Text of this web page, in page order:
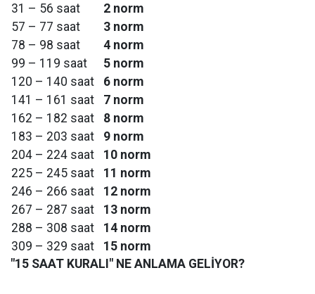
31 – 56 saat
2 norm
57 – 77 saat
3 norm
78 – 98 saat
4 norm
99 – 119 saat
5 norm
120 – 140 saat
6 norm
141 – 161 saat
7 norm
162 – 182 saat
8 norm
183 – 203 saat
9 norm
204 – 224 saat
10 norm
225 – 245 saat
11 norm
246 – 266 saat
12 norm
267 – 287 saat
13 norm
288 – 308 saat
14 norm
309 – 329 saat
15 norm
"15 SAAT KURALI" NE ANLAMA GELİYOR?